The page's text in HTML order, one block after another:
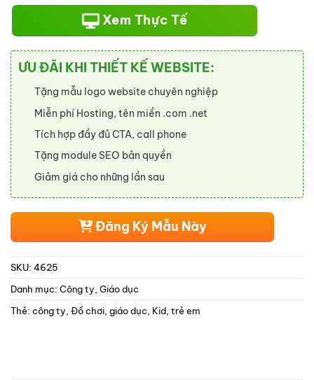
Xem Thực Tế
ƯU ĐÃI KHI THIẾT KẾ WEBSITE:
Tặng mẫu logo website chuyên nghiệp
Miễn phí Hosting, tên miền .com .net
Tích hợp đầy đủ CTA, call phone
Tặng module SEO bản quyền
Giảm giá cho những lần sau
Đăng Ký Mẫu Này
SKU: 4625
Danh mục: Công ty Giáo dục
Thẻ: công ty Đồ chơi giáo dục Kid trẻ em